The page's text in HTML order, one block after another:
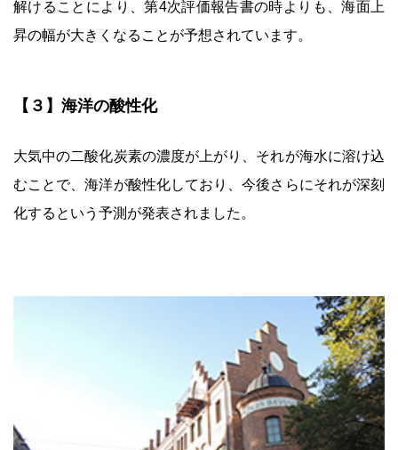
解けることにより、第4次評価報告書の時よりも、海面上
昇の幅が大きくなることが予想されています。
【３】海洋の酸性化
大気中の二酸化炭素の濃度が上がり、それが海水に溶け込
むことで、海洋が酸性化しており、今後さらにそれが深刻
化するという予測が発表されました。